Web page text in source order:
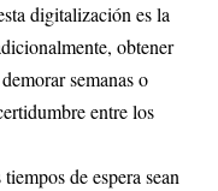
digitalización es la
obtener
semanas o
entre los
de espera sean